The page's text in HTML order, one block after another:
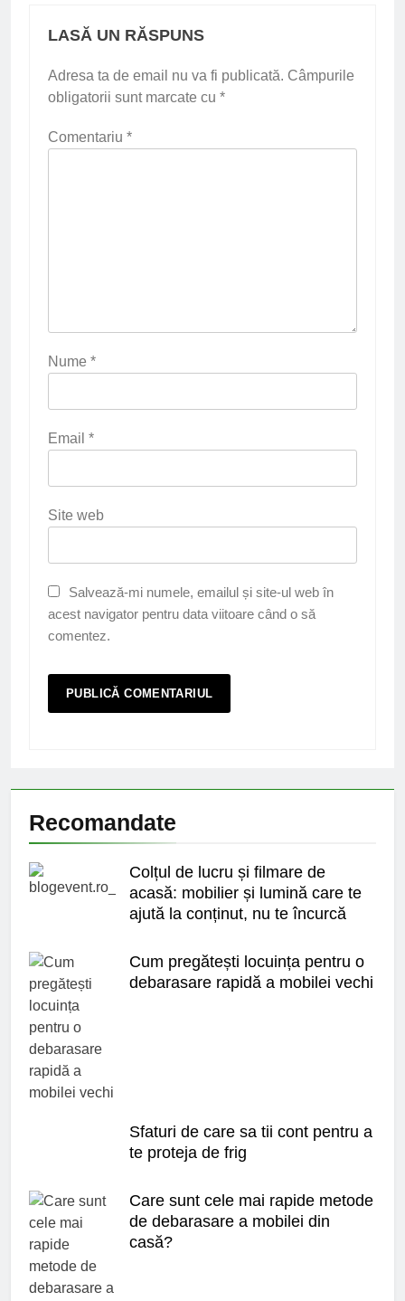
LASĂ UN RĂSPUNS
Adresa ta de email nu va fi publicată. Câmpurile
obligatorii sunt marcate cu *
Comentariu *
Nume *
Email *
Site web
Salvează-mi numele, emailul și site-ul web în
acest navigator pentru data viitoare când o să
comentez.
Recomandate
Colțul de lucru și filmare de
acasă: mobilier și lumină care te
ajută la conținut, nu te încurcă
Cum pregătești locuința pentru o
debarasare rapidă a mobilei vechi
Sfaturi de care sa tii cont pentru a
te proteja de frig
Care sunt cele mai rapide metode
de debarasare a mobilei din
casă?